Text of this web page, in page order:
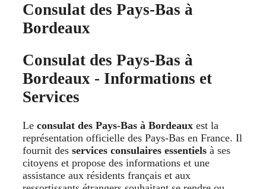
Consulat des Pays-Bas à
Bordeaux
Consulat des Pays-Bas à
Bordeaux - Informations et
Services
Le consulat des Pays-Bas à Bordeaux est la
représentation officielle des Pays-Bas en France. Il
fournit des services consulaires essentiels à ses
citoyens et propose des informations et une
assistance aux résidents français et aux